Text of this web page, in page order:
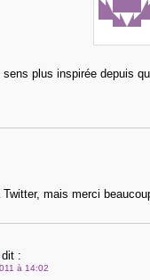
plus inspirée depuis
Twitter, mais merci
dit :
à 14:02